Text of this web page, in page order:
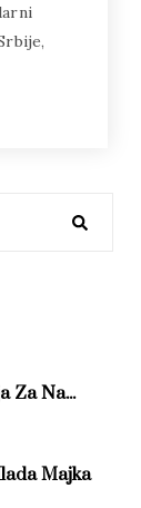
Za Na...
Majka